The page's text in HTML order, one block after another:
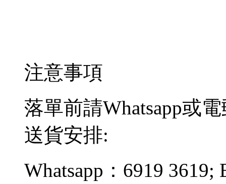
注意事項
落單前請Whatsapp或
送貨安排:
Whatsapp：6919 3619;